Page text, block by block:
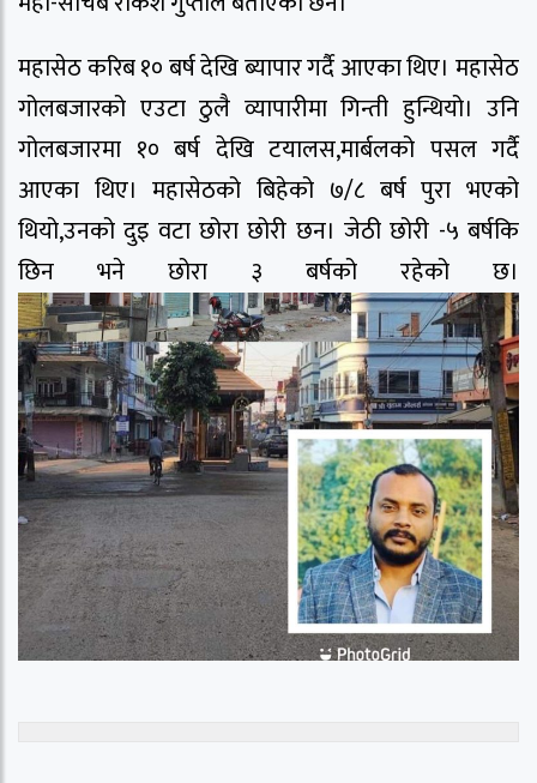
महासेठ करिब १० बर्ष देखि ब्यापार गर्दै आएका थिए। महासेठ
गोलबजारको एउटा ठुलै व्यापारीमा गिन्ती हुन्थियो। उनि
गोलबजारमा १० बर्ष देखि टयालस,मार्बलको पसल गर्दै
आएका थिए। महासेठको बिहेको ७/८ बर्ष पुरा भएको
थियो,उनको दुइ वटा छोरा छोरी छन। जेठी छोरी -५ बर्षकि
छिन भने छोरा ३ बर्षको रहेको छ।